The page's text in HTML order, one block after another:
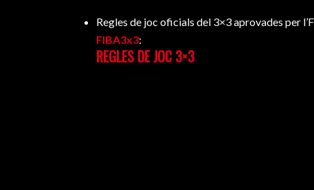
Regles de joc oficials del 3×3 aprovades per
FIBA3x3:
REGLES DE JOC 3×3